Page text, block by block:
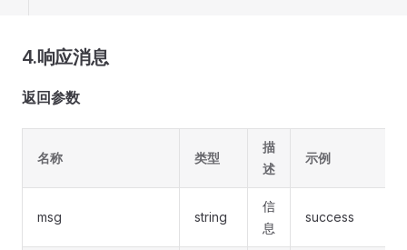
4.响应消息
返回参数
名称 类型
描
述
示例
msg string
信
息
success